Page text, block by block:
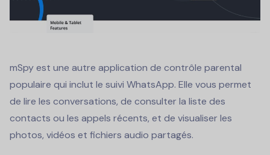
mSpy est une autre application de contrôle parental
populaire qui inclut le suivi WhatsApp. Elle vous permet
de lire les conversations, de consulter la liste des
contacts ou les appels récents, et de visualiser les
photos, vidéos et fichiers audio partagés.